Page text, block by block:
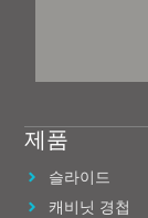
제품
슬라이드
캐비닛 경첩